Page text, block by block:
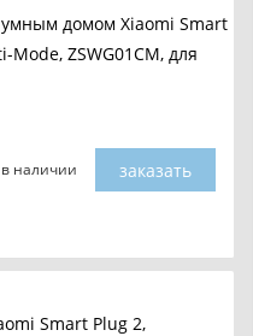
домом Xiaomi Smart
ZSWG01CM, для
наличии заказать
Smart Plug 2,